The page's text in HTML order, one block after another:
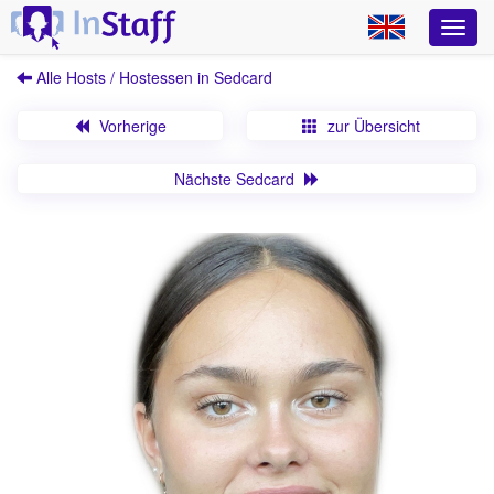
Alle Hosts / Hostessen in Sedcard
Vorherige zur Übersicht
Nächste Sedcard